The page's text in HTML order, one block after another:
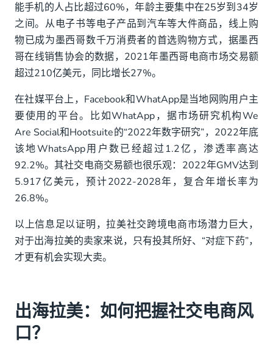
能手机的人占比超过60%，年龄主要集中在25岁到34岁
之间。从电子书等电子产品到汽车等大件商品，线上购
物已成为墨西哥数千万消费者的首选购物方式，据墨西
哥在线销售协会的数据，2021年墨西哥电商市场交易额
超过210亿美元，同比增长27%。
在社媒平台上，Facebook和WhatApp是当地网购用户主
要使用的平台。比如WhatApp，据市场研究机构We
Are Social和Hootsuite的“2022年数字研究”，2022年底
该地WhatsApp用户数已经超过1.2亿，渗透率高达
92.2%。其社交电商交易额也很乐观：2022年GMV达到
5.917亿美元，预计2022-2028年，复合年增长率为
26.8%。
以上信息足以证明，拉美社交跨境电商市场潜力巨大，
对于出海拉美的卖家来说，只有投其所好、“对症下药”，
才更有机会实现大卖。
出海拉美：如何把握社交电商风
口？